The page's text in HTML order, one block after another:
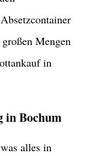
Mengen
in
in Bochum
alles in